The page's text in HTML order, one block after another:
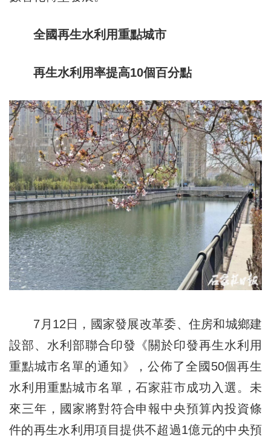
全國再生水利用重點城市
再生水利用率提高10個百分點
7月12日，國家發展改革委、住房和城鄉建
設部、水利部聯合印發《關於印發再生水利用
重點城市名單的通知》，公佈了全國50個再生
水利用重點城市名單，石家莊市成功入選。未
來三年，國家將對符合申報中央預算內投資條
件的再生水利用項目提供不超過1億元的中央預